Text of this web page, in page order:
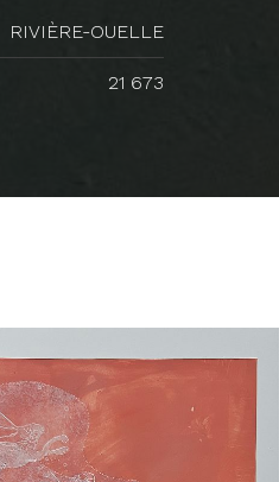
RIVIÈRE-OUELLE
21 673